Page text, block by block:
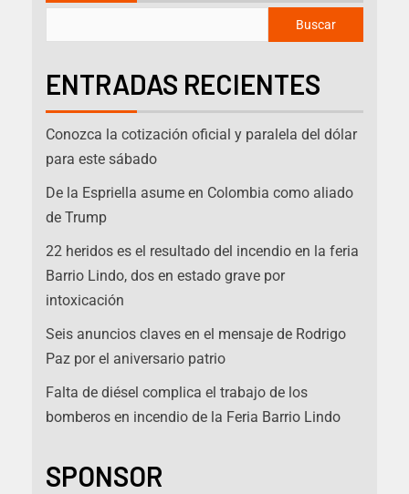
Buscar
ENTRADAS RECIENTES
Conozca la cotización oficial y paralela del dólar
para este sábado
De la Espriella asume en Colombia como aliado
de Trump
22 heridos es el resultado del incendio en la feria
Barrio Lindo, dos en estado grave por
intoxicación
Seis anuncios claves en el mensaje de Rodrigo
Paz por el aniversario patrio
Falta de diésel complica el trabajo de los
bomberos en incendio de la Feria Barrio Lindo
SPONSOR